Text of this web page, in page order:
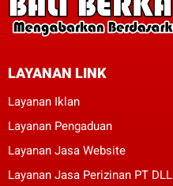
LAYANAN LINK
Layanan Iklan
Layanan Pengaduan
Layanan Jasa Website
Layanan Jasa Perizinan PT DLL